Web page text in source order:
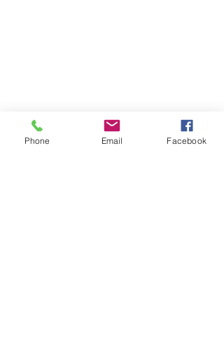
Phone Email Facebook